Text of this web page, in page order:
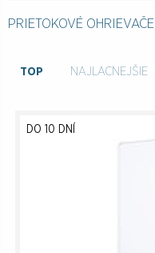
PRIETOKOVÉ OHRIEVAČE
TOP NAJLACNEJŠIE
DO 10 DNÍ